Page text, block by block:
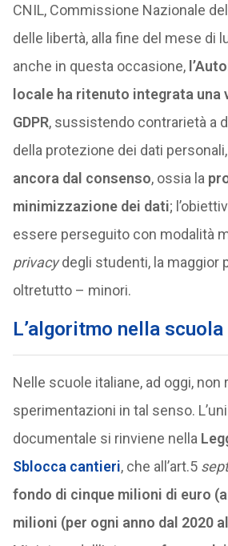
CNIL, Commissione Nazionale
delle libertà, alla fine del mese di
anche in questa occasione,
locale ha ritenuto integrata una
GDPR, sussistendo contrarietà a
della protezione dei dati personali,
ancora dal consenso, ossia la
minimizzazione dei dati;
essere perseguito con modalità
privacydegli studenti, la maggior
oltretutto – minori.
L’algoritmo nella
Nelle scuole italiane, ad oggi, non
sperimentazioni in tal senso.
documentale si rinviene nella
Sblocca cantieri, che all’art.5
fondo di cinque milioni di euro
milioni (per ogni anno dal 2020